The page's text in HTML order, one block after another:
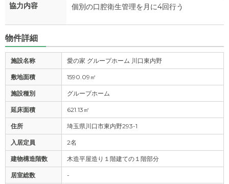
協力内容 個別の口腔衛生管理を月に4回行う
物件詳細
施設名称 愛の家 グループホーム 川口東内野
敷地面積 1590.09㎡
施設種別 グループホーム
延床面積 621.13㎡
住所 埼玉県川口市東内野293-1
入居定員 2名
建物構造階数 木造平屋造り１階建ての１階部分
居室総数 -